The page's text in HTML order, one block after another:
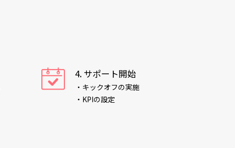
4. サポート開始
・キックオフの実施
・KPIの設定